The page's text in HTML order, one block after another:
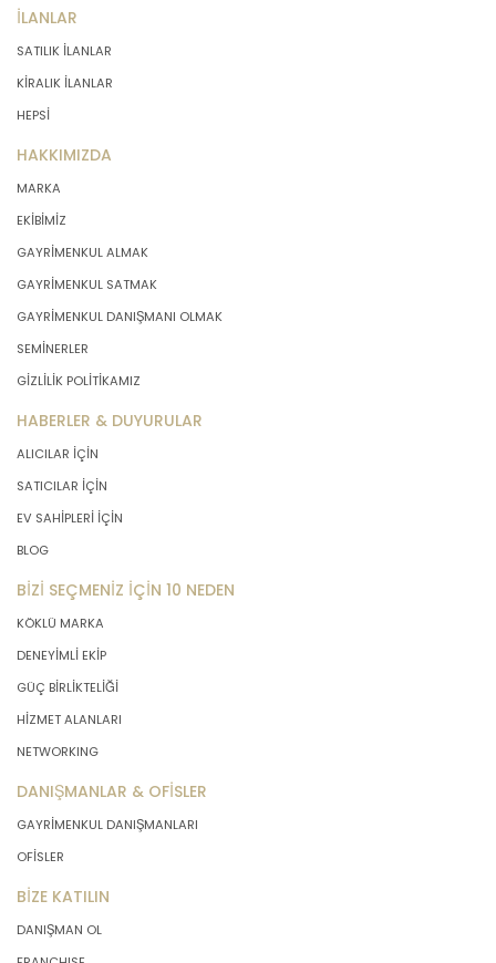
İLANLAR
SATILIK İLANLAR
KİRALIK İLANLAR
HEPSİ
HAKKIMIZDA
MARKA
EKİBİMİZ
GAYRİMENKUL ALMAK
GAYRİMENKUL SATMAK
GAYRİMENKUL DANIŞMANI OLMAK
SEMİNERLER
GİZLİLİK POLİTİKAMIZ
HABERLER & DUYURULAR
ALICILAR İÇİN
SATICILAR İÇİN
EV SAHİPLERİ İÇİN
BLOG
BİZİ SEÇMENİZ İÇİN 10 NEDEN
KÖKLÜ MARKA
DENEYİMLİ EKİP
GÜÇ BİRLİKTELİĞİ
HİZMET ALANLARI
NETWORKING
DANIŞMANLAR & OFİSLER
GAYRİMENKUL DANIŞMANLARI
OFİSLER
BİZE KATILIN
DANIŞMAN OL